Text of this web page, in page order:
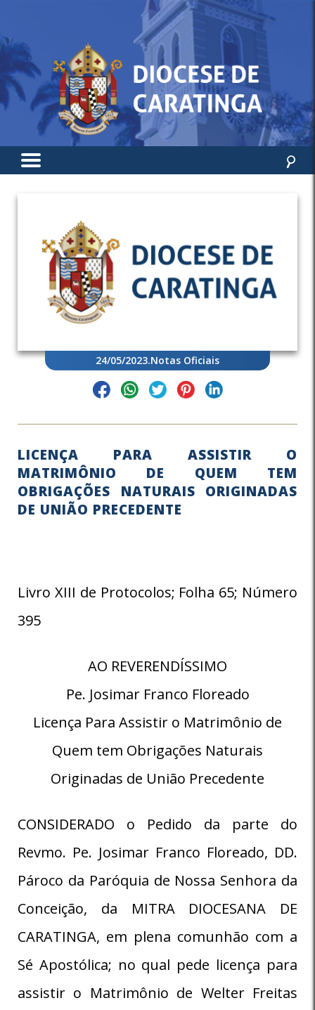
24/05/2023.Notas Oficiais
LICENÇA PARA ASSISTIR O
MATRIMÔNIO DE QUEM TEM
OBRIGAÇÕES NATURAIS ORIGINADAS
DE UNIÃO PRECEDENTE
Livro XIII de Protocolos; Folha 65; Número
395
AO REVERENDÍSSIMO
Pe. Josimar Franco Floreado
Licença Para Assistir o Matrimônio de
Quem tem Obrigações Naturais
Originadas de União Precedente
CONSIDERADO o Pedido da parte do
Revmo. Pe. Josimar Franco Floreado, DD.
Pároco da Paróquia de Nossa Senhora da
Conceição, da MITRA DIOCESANA DE
CARATINGA, em plena comunhão com a
Sé Apostólica; no qual pede licença para
assistir o Matrimônio de Welter Freitas